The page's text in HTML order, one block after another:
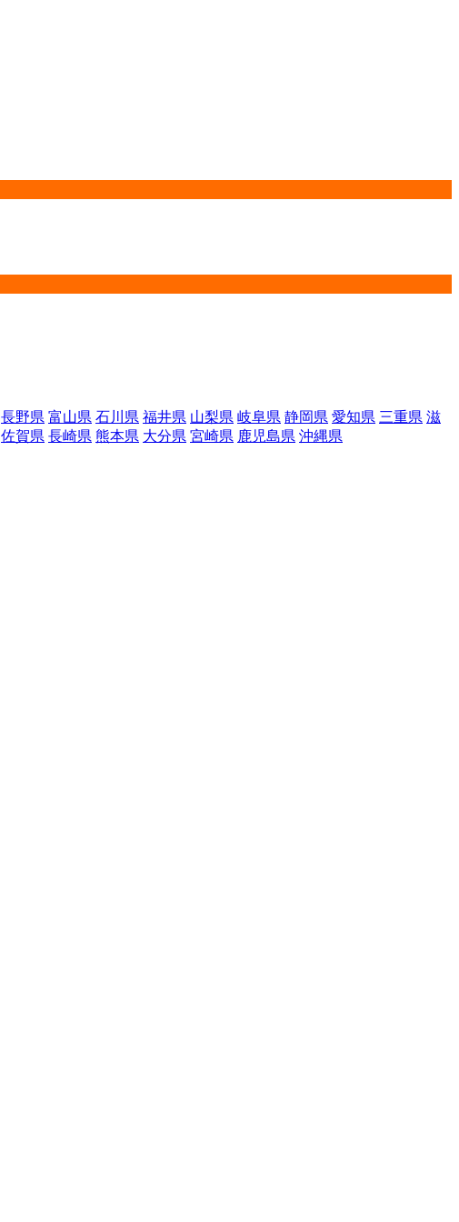
長野県 富山県 石川県 福井県 山梨県 岐阜県 静岡県 愛知県 三重県 滋
佐賀県 長崎県 熊本県 大分県 宮崎県 鹿児島県 沖縄県